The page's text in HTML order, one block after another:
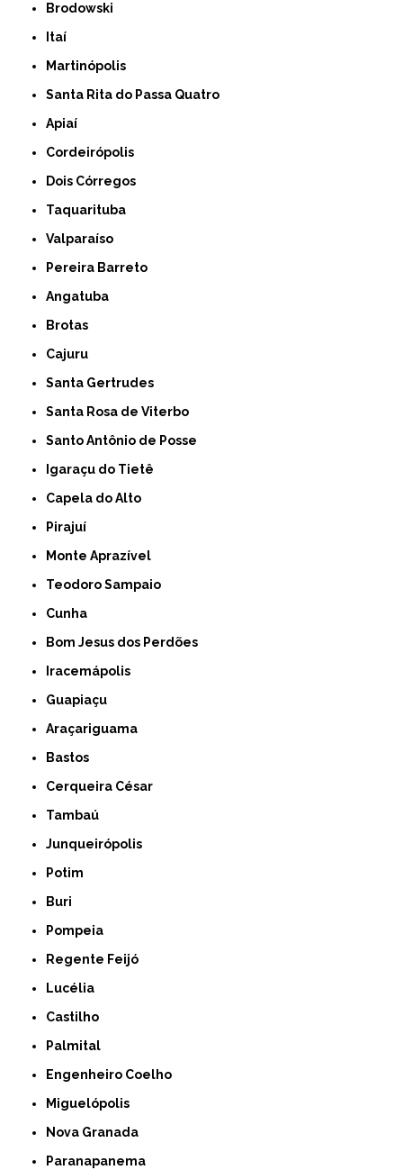
Brodowski
Itaí
Martinópolis
Santa Rita do Passa Quatro
Apiaí
Cordeirópolis
Dois Córregos
Taquarituba
Valparaíso
Pereira Barreto
Angatuba
Brotas
Cajuru
Santa Gertrudes
Santa Rosa de Viterbo
Santo Antônio de Posse
Igaraçu do Tietê
Capela do Alto
Pirajuí
Monte Aprazível
Teodoro Sampaio
Cunha
Bom Jesus dos Perdões
Iracemápolis
Guapiaçu
Araçariguama
Bastos
Cerqueira César
Tambaú
Junqueirópolis
Potim
Buri
Pompeia
Regente Feijó
Lucélia
Castilho
Palmital
Engenheiro Coelho
Miguelópolis
Nova Granada
Paranapanema